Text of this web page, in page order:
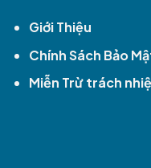
Giới Thiệu
Chính Sách Bảo
Miễn Trừ trách